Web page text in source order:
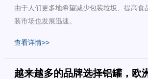
由于人们更多地希望减少包装垃圾、提高
装市场也发展迅速。
查看详情>>
越来越多的品牌选择铝罐，欧